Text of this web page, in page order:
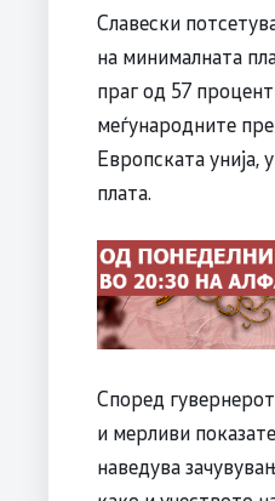
Славески
на минималната
праг од 57
меѓународните
Европската унија,
плата.
Според
и мерливи
наведува